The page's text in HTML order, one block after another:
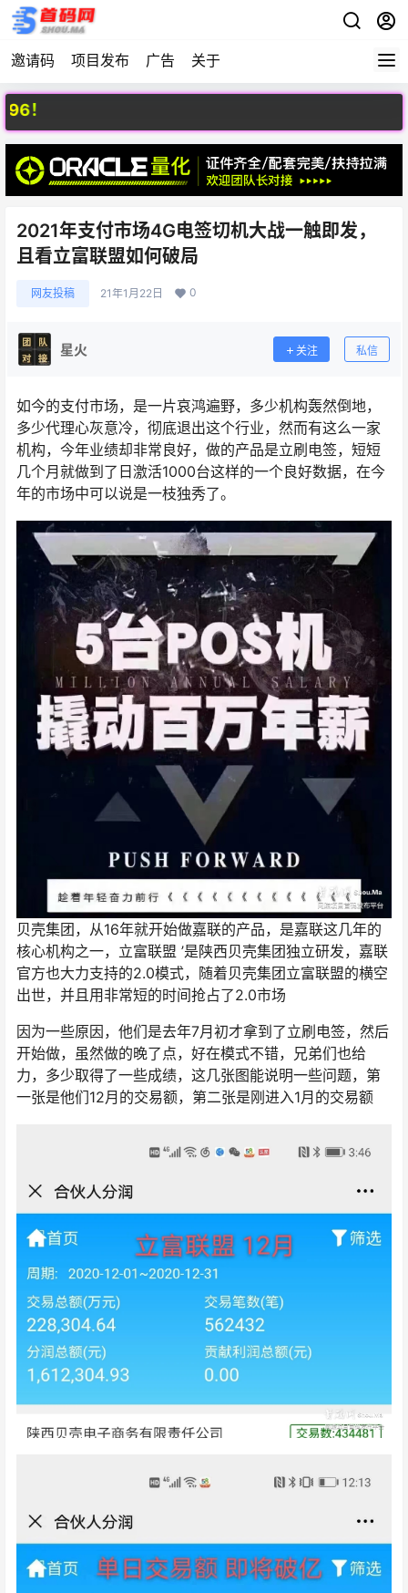
邀请码 项目发布 广告 关于
2021年支付市场4G电签切机大战一触即发，
且看立富联盟如何破局
网友投稿 21年1月22日 0
星火 关注 私信
如今的支付市场，是一片哀鸿遍野，多少机构轰然倒地，
多少代理心灰意冷，彻底退出这个行业，然而有这么一家
机构，今年业绩却非常良好，做的产品是立刷电签，短短
几个月就做到了日激活1000台这样的一个良好数据，在今
年的市场中可以说是一枝独秀了。
贝壳集团，从16年就开始做嘉联的产品，是嘉联这几年的
核心机构之一，立富联盟 ’是陕西贝壳集团独立研发，嘉联
官方也大力支持的2.0模式，随着贝壳集团立富联盟的横空
出世，并且用非常短的时间抢占了2.0市场
因为一些原因，他们是去年7月初才拿到了立刷电签，然后
开始做，虽然做的晚了点，好在模式不错，兄弟们也给
力，多少取得了一些成绩，这几张图能说明一些问题，第
一张是他们12月的交易额，第二张是刚进入1月的交易额